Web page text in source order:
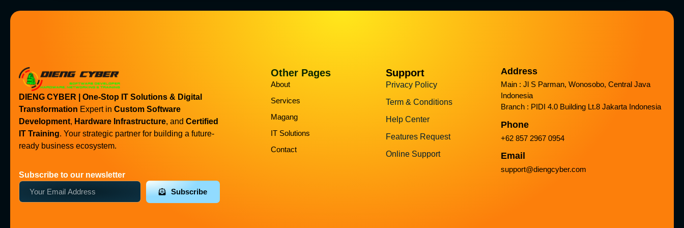
DIENG CYBER | One-Stop IT Solutions & Digital
Transformation Expert in Custom Software
Development, Hardware Infrastructure, and Certified
IT Training. Your strategic partner for building a future-
ready business ecosystem.
Subscribe to our newsletter
Subscribe
Other Pages
About
Services
Magang
IT Solutions
Contact
Support
Privacy Policy
Term & Conditions
Help Center
Features Request
Online Support
Address
Main : Jl S Parman, Wonosobo, Central Java
Indonesia
Branch : PIDI 4.0 Building Lt.8 Jakarta Indonesia
Phone
+62 857 2967 0954
Email
support@diengcyber.com